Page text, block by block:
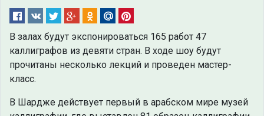
В залах будут экспонироваться 165 работ 47
каллиграфов из девяти стран. В ходе шоу будут
прочитаны несколько лекций и проведен мастер-
класс.
В Шардже действует первый в арабском мире музей